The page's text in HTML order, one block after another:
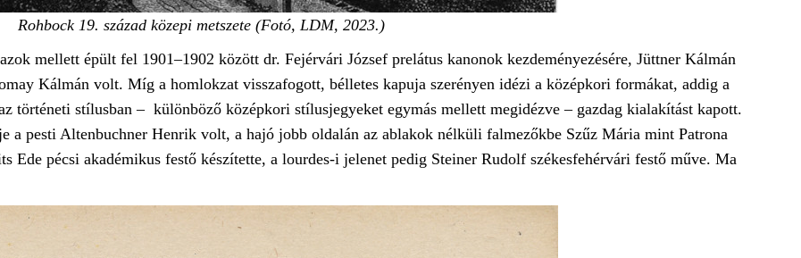
Rohbock 19. század közepi metszete (Fotó, LDM, 2023.)
mellett épült fel 1901–1902 között dr. Fejérvári József prelátus kanonok kezdeményezésére, Jüttner Kálmán
Kálmán volt. Míg a homlokzat visszafogott, bélletes kapuja szerényen idézi a középkori formákat, addig a
történeti stílusban – különböző középkori stílusjegyeket egymás mellett megidézve – gazdag kialakítást kapott.
a pesti Altenbuchner Henrik volt, a hajó jobb oldalán az ablakok nélküli falmezőkbe Szűz Mária mint Patrona
Ede pécsi akadémikus festő készítette, a lourdes-i jelenet pedig Steiner Rudolf székesfehérvári festő műve. Ma